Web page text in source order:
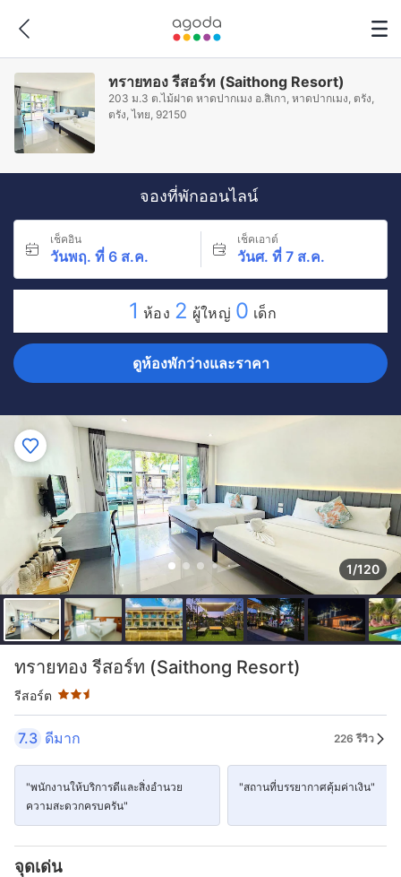
ทรายทอง รีสอร์ท (Saithong Resort)
203 ม.3 ต.ไม้ฝาด หาดปากเมง อ.สิเกา, หาดปากเมง, ตรัง,
ตรัง, ไทย, 92150
จองที่พักออนไลน์
เช็คอิน
วันพฤ. ที่ 6 ส.ค.
เช็คเอาต์
วันศ. ที่ 7 ส.ค.
1 ห้อง 2 ผู้ใหญ่ 0 เด็ก
ดูห้องพักว่างและราคา
1/120
ทรายทอง รีสอร์ท (Saithong Resort)
รีสอร์ต
ระดับดาว: 2.5 ดาว
7.3 ดีมาก 226 รีวิว
"พนักงานให้บริการดีและสิ่งอำนวย
ความสะดวกครบครัน"
"สถานที่บรรยากาศคุ้มค่าเงิน"
จุดเด่น